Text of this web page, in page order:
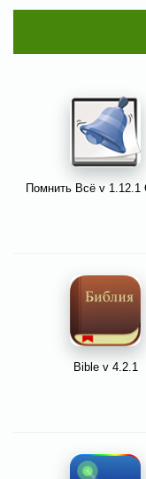
Помнить Всё v 1.12.1
Bible v 4.2.1